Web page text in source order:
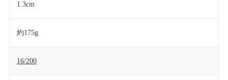
1.3cm
約175g
16/200